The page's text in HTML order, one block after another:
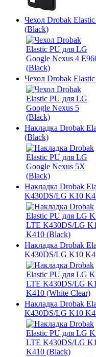
Чехол Drobak
(Black)
Чехол Drobak
Накладка Drobak
(Black)
Накладка Drobak
K430DS/LG K10
Накладка Drobak
K430DS/LG K10
Накладка Drobak
K430DS/LG K10